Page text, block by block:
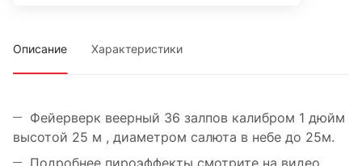
Описание Характеристики
Фейерверк веерный 36 залпов калибром 1 дюйм
высотой 25 м , диаметром салюта в небе до 25м.